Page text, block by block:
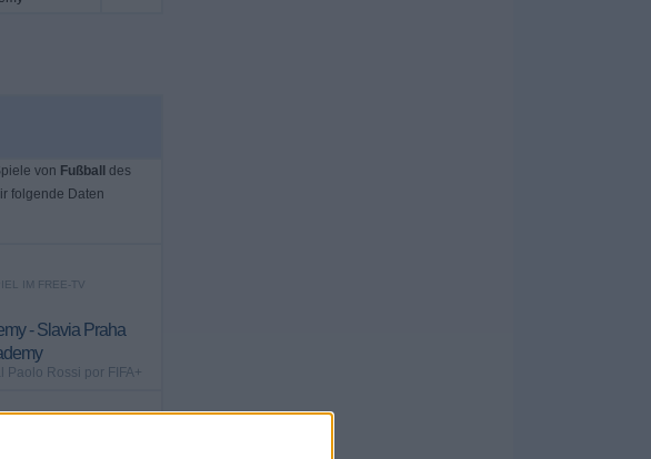
von Fußball
des
folgende Daten
IM FREE-TV
- Slavia Praha
Paolo Rossi por FIFA+